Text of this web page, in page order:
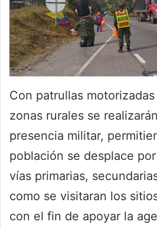
Con patrullas
zonas rurales se
presencia militar,
población se desplace
vías primarias,
como se visitaran los
con el fin de apoyar la